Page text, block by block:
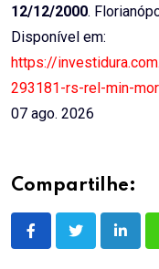
12/12/2000.
Disponível em:
https://
293181-rs-rel-min-
07 ago. 2026
Compartilhe: